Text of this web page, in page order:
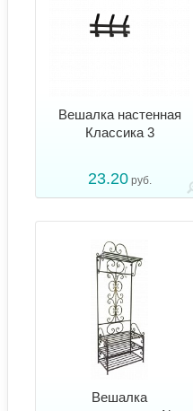
Вешалка настенная
Классика 3
23.20руб.
Вешалка